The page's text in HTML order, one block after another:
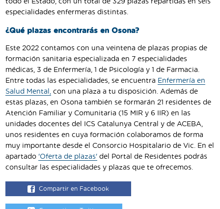
todo el Estado, con un total de 329 plazas repartidas en seis
especialidades enfermeras distintas.
¿Qué plazas encontrarás en Osona?
Este 2022 contamos con una veintena de plazas propias de
formación sanitaria especializada en 7 especialidades
médicas, 3 de Enfermería, 1 de Psicología y 1 de Farmacia.
Entre todas las especialidades, se encuentra Enfermería en
Salud Mental, con una plaza a tu disposición. Además de
estas plazas, en Osona también se formarán 21 residentes de
Atención Familiar y Comunitaria (15 MIR y 6 IIR) en las
unidades docentes del ICS Catalunya Central y de ACEBA,
unos residentes en cuya formación colaboramos de forma
muy importante desde el Consorcio Hospitalario de Vic. En el
apartado 'Oferta de plazas' del Portal de Residentes podrás
consultar las especialidades y plazas que te ofrecemos.
Compartir en Facebook